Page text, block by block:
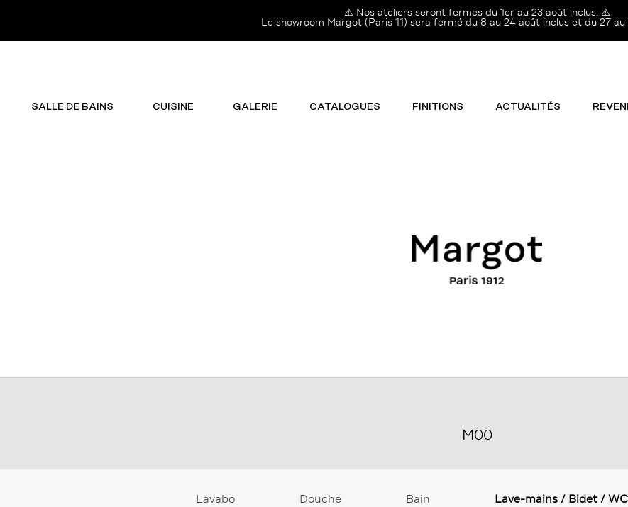
⚠️ Nos ateliers seront fermés du 1er au 23 août inclus. ⚠️
Le showroom Margot (Paris 11) sera fermé du 8 au 24 août inclus et du 27 au
SALLE DE BAINS CUISINE GALERIE CATALOGUES FINITIONS ACTUALITÉS
M00
Lavabo Douche Bain Lave-mains / Bidet / WC